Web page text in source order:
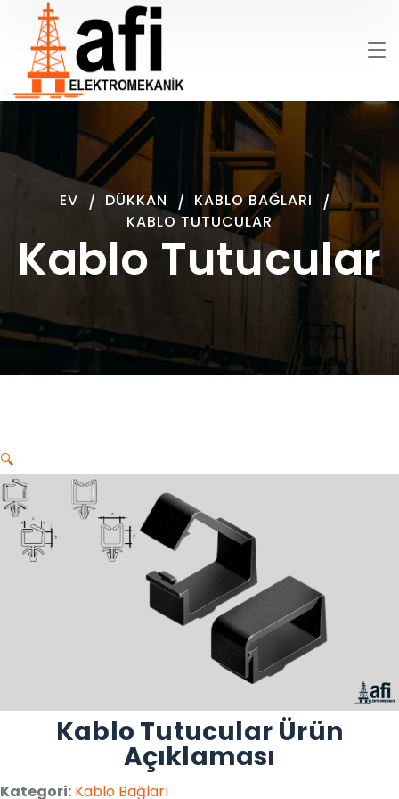
Kablo Tutucular
EV DÜKKAN
KABLO BAĞLARI
KABLO TUTUCULAR
🔍
Kablo Tutucular Ürün
Açıklaması
Kategori: Kablo Bağları